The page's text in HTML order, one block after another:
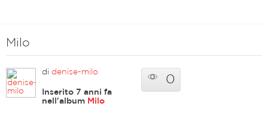
Milo
di denise-milo
Inserito 7 anni fa
nell'album Milo
0